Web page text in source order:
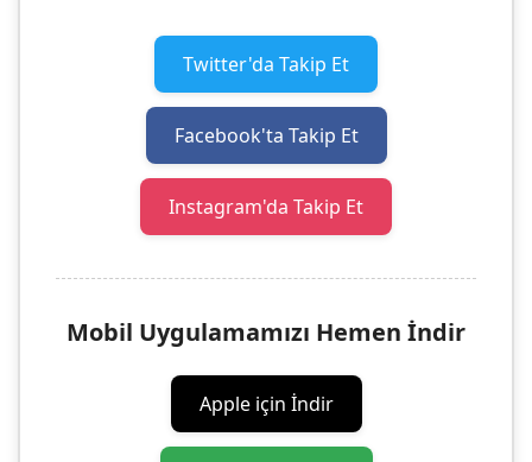
Twitter'da Takip Et
Facebook'ta Takip Et
Instagram'da Takip Et
Mobil Uygulamamızı Hemen İndir
Apple için İndir